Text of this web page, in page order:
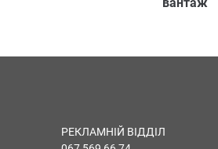
РЕКЛАМНІЙ ВІДДІЛ